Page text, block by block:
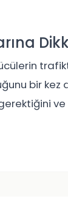
bir kez
ve